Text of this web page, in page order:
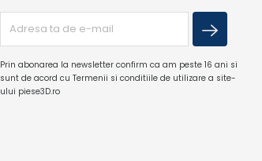
Prin abonarea la newsletter confirm ca am peste 16 ani si
sunt de acord cu Termenii si conditiile de utilizare a site-
ului piese3D.ro